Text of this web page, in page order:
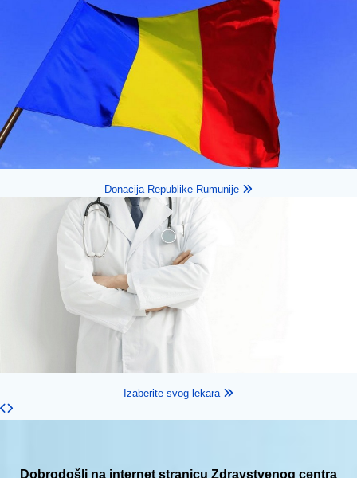
Donacija Republike Rumunije
Izaberite svog lekara
Dobrodošli na internet stranicu Zdravstvenog centra